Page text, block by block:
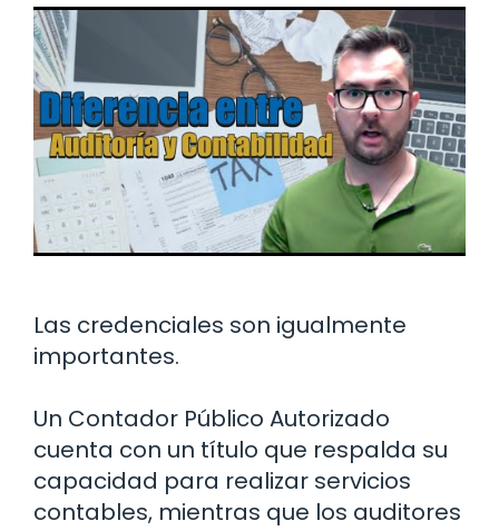
Las credenciales son igualmente
importantes.
Un Contador Público Autorizado
cuenta con un título que respalda su
capacidad para realizar servicios
contables, mientras que los auditores